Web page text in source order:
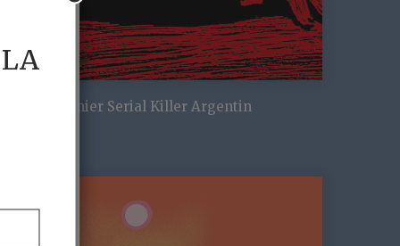
– Le Premier Serial Killer Argentin